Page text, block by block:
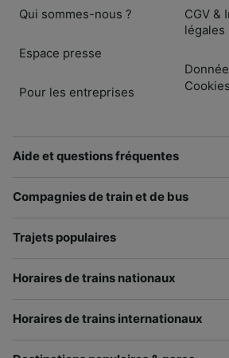
Qui sommes-nous ?
Espace presse
Pour les entreprises
CGV &
légales
Cookies
Aide et questions fréquentes
Compagnies de train et de bus
Trajets populaires
Horaires de trains nationaux
Horaires de trains internationaux